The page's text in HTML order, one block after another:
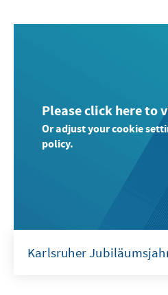
Please click here to
Or adjust your cookie
policy.
Karlsruher